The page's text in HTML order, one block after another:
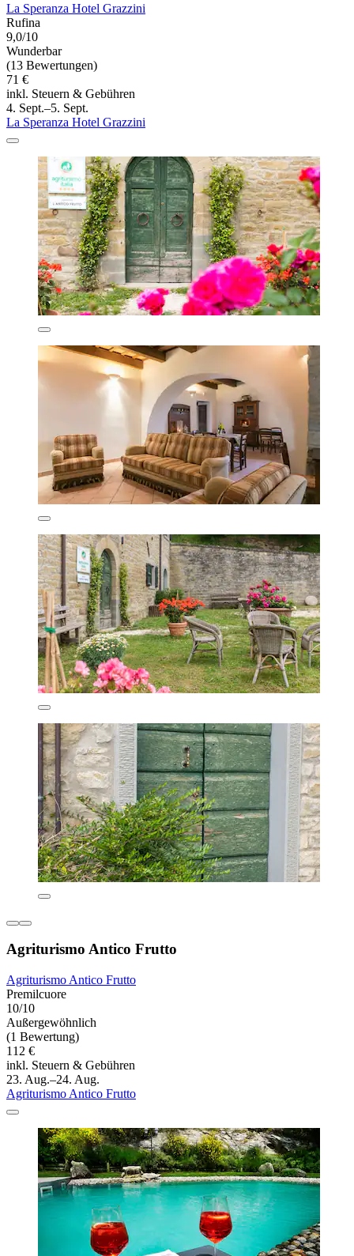
La Speranza Hotel Grazzini
Rufina
9,0/10
Wunderbar
(13 Bewertungen)
71 €
inkl. Steuern & Gebühren
4. Sept.–5. Sept.
La Speranza Hotel Grazzini
Agriturismo Antico Frutto
Agriturismo Antico Frutto
Premilcuore
10/10
Außergewöhnlich
(1 Bewertung)
112 €
inkl. Steuern & Gebühren
23. Aug.–24. Aug.
Agriturismo Antico Frutto